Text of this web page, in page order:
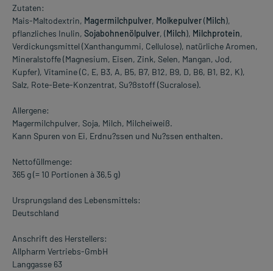
Zutaten:
Mais-Maltodextrin, Magermilchpulver, Molkepulver(Milch),
pflanzliches Inulin, Sojabohnenölpulver, (Milch), Milchprotein,
Verdickungsmittel (Xanthangummi, Cellulose), natürliche Aromen,
Mineralstoffe (Magnesium, Eisen, Zink, Selen, Mangan, Jod,
Kupfer), Vitamine (C, E, B3, A, B5, B7, B12, B9, D, B6, B1, B2, K),
Salz, Rote-Bete-Konzentrat, Su?ßstoff (Sucralose).
Allergene:
Magermilchpulver, Soja, Milch, Milcheiweiß.
Kann Spuren von Ei, Erdnu?ssen und Nu?ssen enthalten.
Nettofüllmenge:
365 g (= 10 Portionen à 36,5 g)
Ursprungsland des Lebensmittels:
Deutschland
Anschrift des Herstellers:
Allpharm Vertriebs-GmbH
Langgasse 63